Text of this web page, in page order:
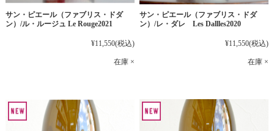
サン・ピエール（ファブリス・ドダ
ン）/ル・ルージュ Le Rouge2021
¥11,550(税込)
在庫 ×
サン・ピエール（ファブリス・ドダ
ン）/レ・ダレ Les Dallles2020
¥11,550(税込)
在庫 ×